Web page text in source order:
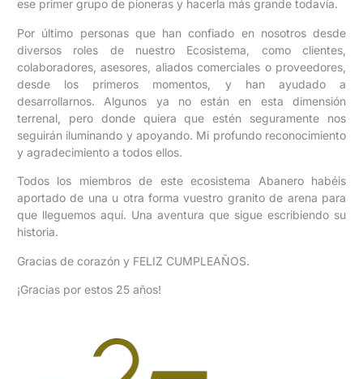
ese primer grupo de pioneras y hacerla más grande todavía.
Por último personas que han confiado en nosotros desde
diversos roles de nuestro Ecosistema, como clientes,
colaboradores, asesores, aliados comerciales o proveedores,
desde los primeros momentos, y han ayudado a
desarrollarnos. Algunos ya no están en esta dimensión
terrenal, pero donde quiera que estén seguramente nos
seguirán iluminando y apoyando. Mi profundo reconocimiento
y agradecimiento a todos ellos.
Todos los miembros de este ecosistema Abanero habéis
aportado de una u otra forma vuestro granito de arena para
que lleguemos aquí. Una aventura que sigue escribiendo su
historia.
Gracias de corazón y FELIZ CUMPLEAÑOS.
¡Gracias por estos 25 años!